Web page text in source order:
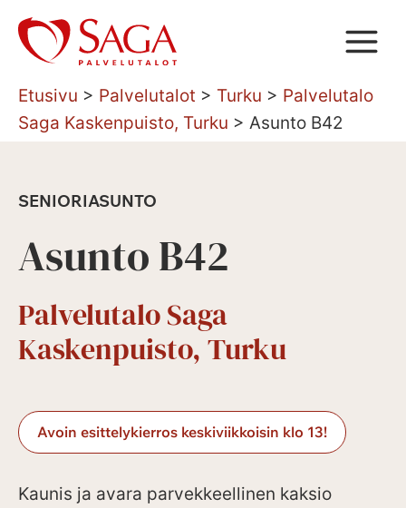
Siirry
sisältöön
Etusivu > Palvelutalot > Turku > Palvelutalo
Saga Kaskenpuisto, Turku > Asunto B42
SENIORIASUNTO
Asunto B42
Palvelutalo Saga
Kaskenpuisto, Turku
Avoin esittelykierros keskiviikkoisin klo 13!
Kaunis ja avara parvekkeellinen kaksio